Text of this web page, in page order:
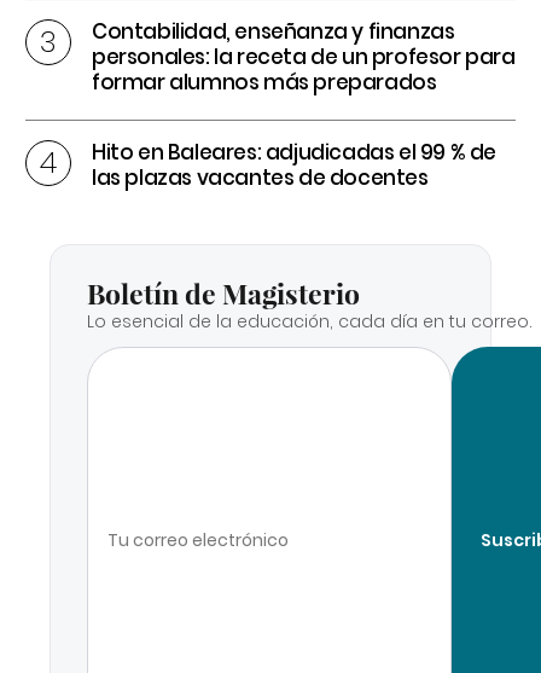
Contabilidad, enseñanza y finanzas
personales: la receta de un profesor para
formar alumnos más preparados
Hito en Baleares: adjudicadas el 99 % de
las plazas vacantes de docentes
Boletín de Magisterio
Lo esencial de la educación, cada día en tu correo.